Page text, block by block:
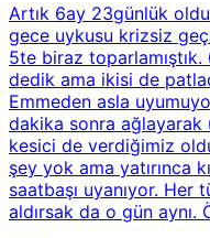
Artık 6ay 23günlük
gece uykusu krizsiz
5te biraz
dedik ama ikisi de
Emmeden asla
dakika sonra ağlayarak
kesici de verdiğimiz
şey yok ama yatırınca
saatbaşı uyanıyor.
aldırsak da o gün aynı.